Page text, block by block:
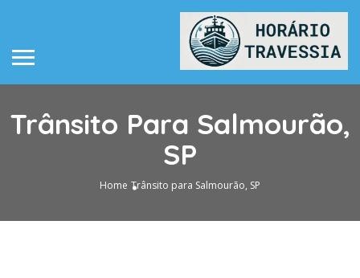
Trânsito Para Salmourão,
SP
Home Trânsito para Salmourão, SP